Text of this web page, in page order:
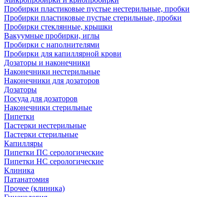
Пробирки пластиковые пустые нестерильные, пробки
Пробирки пластиковые пустые стерильные, пробки
Пробирки стеклянные, крышки
Вакуумные пробирки, иглы
Пробирки с наполнителями
Пробирки для капиллярной крови
Дозаторы и наконечники
Наконечники нестерильные
Наконечники для дозаторов
Дозаторы
Посуда для дозаторов
Наконечники стерильные
Пипетки
Пастерки нестерильные
Пастерки стерильные
Капилляры
Пипетки ПС серологические
Пипетки НС серологические
Клиника
Патанатомия
Прочее (клиника)